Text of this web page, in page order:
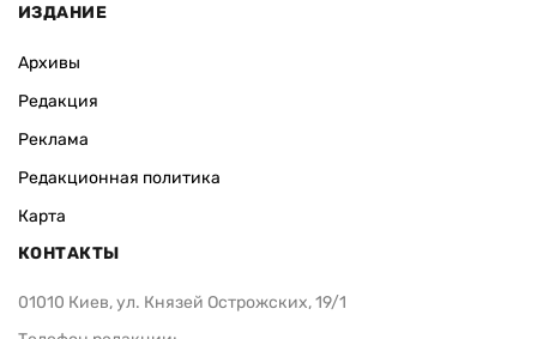
ИЗДАНИЕ
Архивы
Редакция
Реклама
Редакционная политика
Карта
КОНТАКТЫ
01010 Киев, ул. Князей Острожских, 19/1